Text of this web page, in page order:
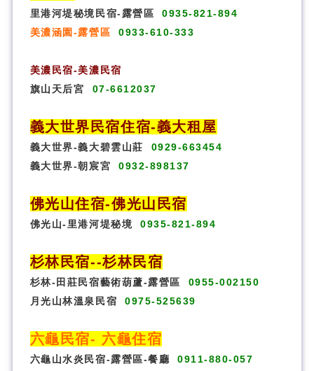
里港河堤秘境民宿-露營區
0935-821-894
美濃涵園-露營區
0933-610-333
美濃民宿-美濃民宿
旗山天后宮
07-6612037
義大世界民宿住宿-義大租屋
義大世界-義大碧雲山莊
0929-663454
義大世界-朝宸宮
0932-898137
佛光山住宿-佛光山民宿
佛光山-里港河堤秘境 0935-821-894
杉林民宿--杉林民宿
杉林-田莊民宿藝術葫蘆-露營區
0955-002150
月光山林溫泉民宿
0975-525639
六龜民宿- 六龜住宿
六龜山水炎民宿-露營區-餐廳
0911-880-057